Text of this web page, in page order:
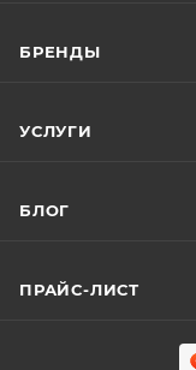
БРЕНДЫ
УСЛУГИ
БЛОГ
ПРАЙС-ЛИСТ